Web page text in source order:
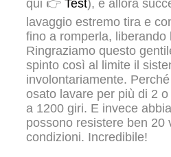
qui 👉 Test), e allora
lavaggio estremo tira e
fino a romperla, liberando
Ringraziamo questo
spinto così al limite il
involontariamente.
osato lavare per più di 2
a 1200 giri. E invece
possono resistere ben 20
condizioni. Incredibile!